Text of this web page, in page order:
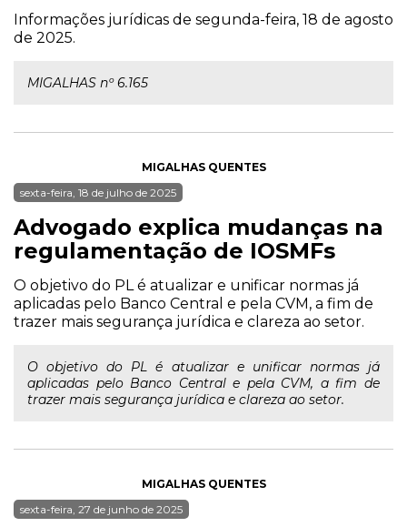
Informações jurídicas de segunda-feira, 18 de agosto
de 2025.
MIGALHAS nº 6.165
MIGALHAS QUENTES
sexta-feira, 18 de julho de 2025
Advogado explica mudanças na
regulamentação de IOSMFs
O objetivo do PL é atualizar e unificar normas já
aplicadas pelo Banco Central e pela CVM, a fim de
trazer mais segurança jurídica e clareza ao setor.
O objetivo do PL é atualizar e unificar normas já
aplicadas pelo Banco Central e pela CVM, a fim de
trazer mais segurança jurídica e clareza ao setor.
MIGALHAS QUENTES
sexta-feira, 27 de junho de 2025